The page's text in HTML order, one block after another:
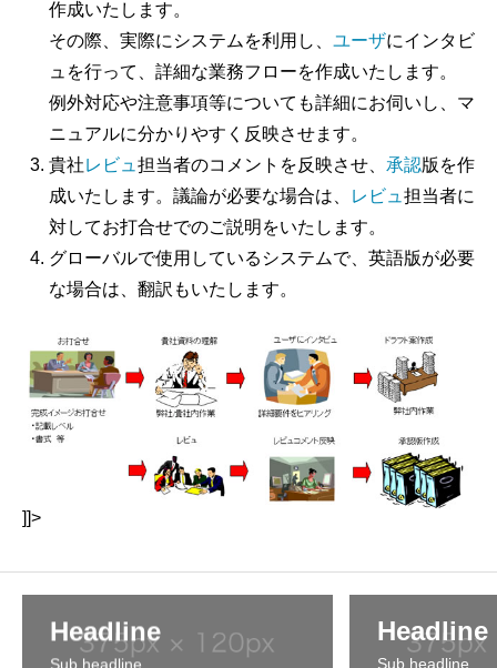
作成いたします。
その際、実際にシステムを利用し、 ユーザにインタビ
ュを行って、詳細な業務フローを作成いたします。
例外対応や注意事項等についても詳細にお伺いし、マ
ニュアルに分かりやすく反映させます。
貴社レビュ 担当者のコメントを反映させ、 承認版を作
成いたします。議論が必要な場合は、
レビュ 担当者に
対してお打合せでのご説明をいたします。
グローバルで使用しているシステムで、英語版が必要
な場合は、翻訳もいたします。
]]>
Headline
Sub headline
Headline
Sub headline